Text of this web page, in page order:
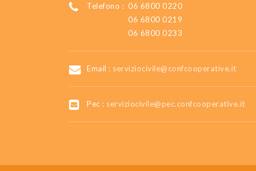
Telefono : 06 6800 0220
06 6800 0219
06 6800 0233
Email : serviziocivile@confcooperative.it
Pec : serviziocivile@pec.confcooperative.it